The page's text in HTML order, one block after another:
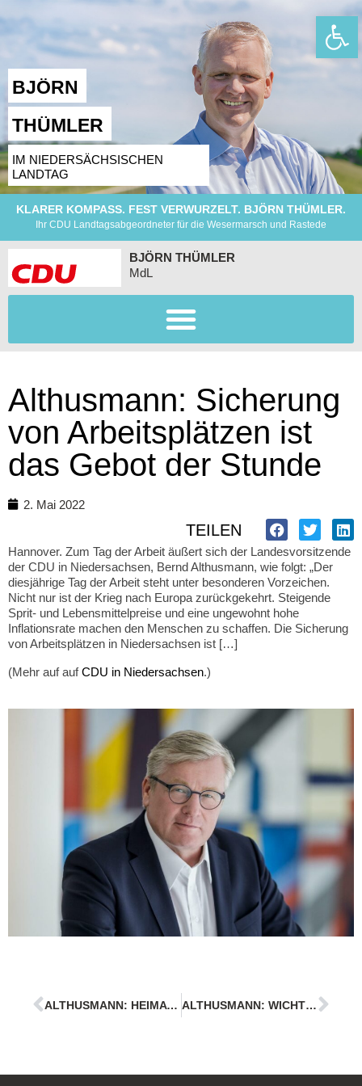
BJÖRN
THÜMLER
IM NIEDERSÄCHSISCHEN
LANDTAG
KLARER KOMPASS. FEST VERWURZELT. BJÖRN THÜMLER.
Ihr CDU Landtagsabgeordneter für die Wesermarsch und Rastede
BJÖRN THÜMLER
MdL
Althusmann: Sicherung
von Arbeitsplätzen ist
das Gebot der Stunde
2. Mai 2022
TEILEN
Hannover. Zum Tag der Arbeit äußert sich der Landesvorsitzende
der CDU in Niedersachsen, Bernd Althusmann, wie folgt: „Der
diesjährige Tag der Arbeit steht unter besonderen Vorzeichen.
Nicht nur ist der Krieg nach Europa zurückgekehrt. Steigende
Sprit- und Lebensmittelpreise und eine ungewohnt hohe
Inflationsrate machen den Menschen zu schaffen. Die Sicherung
von Arbeitsplätzen in Niedersachsen ist […]
(Mehr auf aufCDU in Niedersachsen.)
ALTHUSMANN: HEIMATSCHUTZREGIMENT 3 IN BERGEN AUFSTELLEN ALTHUSMANN: WICHTIGSTE AUFGABE IST ES, FÜR DIE SICHERHEIT DER MENSCHEN ZU SORGEN